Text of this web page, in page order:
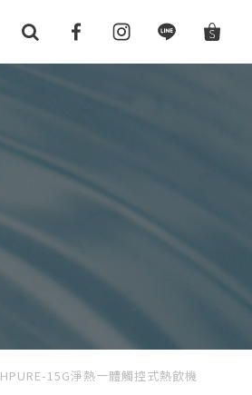
HPURE-15G淨熱一體觸控式熱飲機